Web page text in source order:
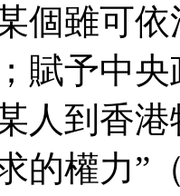
個雖可
賦予中
人到香
的權力”